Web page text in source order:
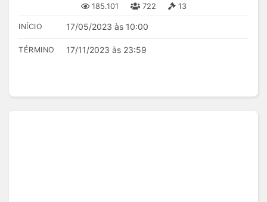
185.101
722 13
INÍCIO 17/05/2023 às 10:00
TÉRMINO 17/11/2023 às 23:59